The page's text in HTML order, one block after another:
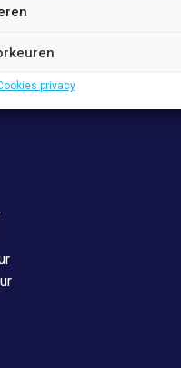
privacy